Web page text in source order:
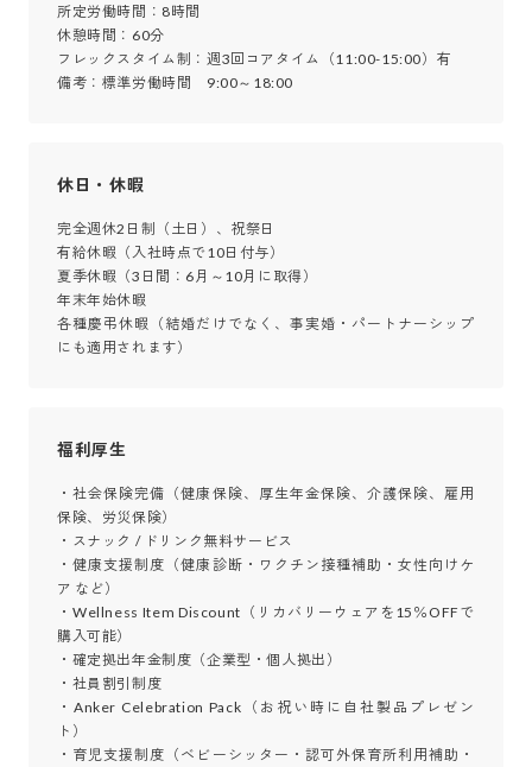
所定労働時間：8時間
休憩時間：60分
フレックスタイム制：週3回コアタイム（11:00-15:00）有
備考：標準労働時間　9:00～18:00
休日・休暇
完全週休2日制（土日）、祝祭日
有給休暇（入社時点で10日付与）
夏季休暇（3日間：6月～10月に取得）
年末年始休暇
各種慶弔休暇（結婚だけでなく、事実婚・パートナーシップ
にも適用されます）
福利厚生
・社会保険完備（健康保険、厚生年金保険、介護保険、雇用
保険、労災保険）
・スナック / ドリンク無料サービス
・健康支援制度（健康診断・ワクチン接種補助・女性向けケ
ア など）
・Wellness Item Discount（リカバリーウェアを15％OFFで
購入可能）
・確定拠出年金制度（企業型・個人拠出）
・社員割引制度
・Anker Celebration Pack（お祝い時に自社製品プレゼン
ト）
・育児支援制度（ベビーシッター・認可外保育所利用補助・